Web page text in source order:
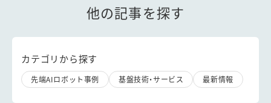
他の記事を探す
カテゴリから探す
先端AIロボット事例 基盤技術・サービス 最新情報